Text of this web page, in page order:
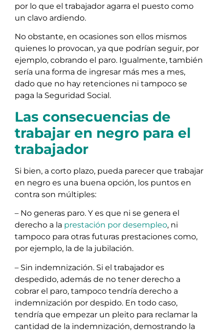
por lo que el trabajador agarra el puesto como
un clavo ardiendo.
No obstante, en ocasiones son ellos mismos
quienes lo provocan, ya que podrían seguir, por
ejemplo, cobrando el paro. Igualmente, también
sería una forma de ingresar más mes a mes,
dado que no hay retenciones ni tampoco se
paga la Seguridad Social.
Las consecuencias de
trabajar en negro para el
trabajador
Si bien, a corto plazo, pueda parecer que trabajar
en negro es una buena opción, los puntos en
contra son múltiples:
– No generas paro. Y es que ni se genera el
derecho a la prestación por desempleo, ni
tampoco para otras futuras prestaciones como,
por ejemplo, la de la jubilación.
– Sin indemnización. Si el trabajador es
despedido, además de no tener derecho a
cobrar el paro, tampoco tendría derecho a
indemnización por despido. En todo caso,
tendría que empezar un pleito para reclamar la
cantidad de la indemnización, demostrando la